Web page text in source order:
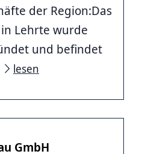
der Region:Das
Lehrte wurde
und befindet
lesen
GmbH